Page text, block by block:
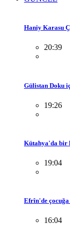
Haniy Karasu
20:39
Gülistan Doku
19:26
Kütahya'da bir
19:04
Efrîn'de çocuğa
16:04